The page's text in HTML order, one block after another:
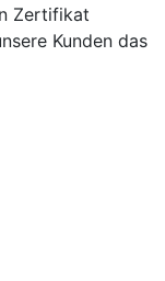
Zertifikat
Kunden das